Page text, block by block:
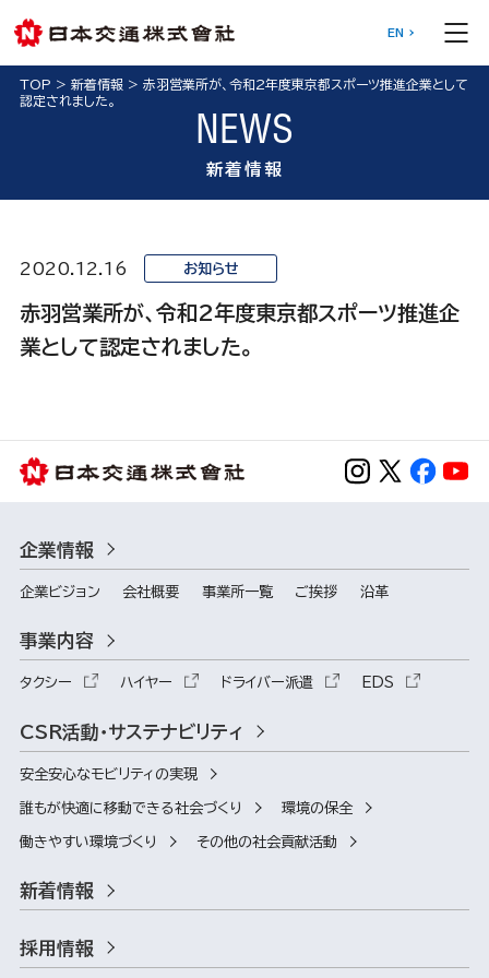
EN
TOP > 新着情報> 赤羽営業所が、令和2年度東京都スポーツ推進企業として
認定されました。
NEWS
新着情報
2020.12.16 お知らせ
赤羽営業所が、令和2年度東京都スポーツ推進企
業として認定されました。
企業情報
企業ビジョン 会社概要 事業所一覧 ご挨拶 沿革
事業内容
タクシー ハイヤー ドライバー派遣 EDS
CSR活動・サステナビリティ
安全安心なモビリティの実現
誰もが快適に移動できる社会づくり 環境の保全
働きやすい環境づくり その他の社会貢献活動
新着情報
採用情報